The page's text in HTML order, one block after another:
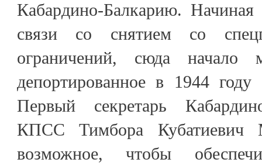
Кабардино-Балкарию.
связи со снятием со
ограничений, сюда начало
депортированное в 1944 году
Первый секретарь
КПСС Тимбора Кубатиевич
возможное, чтобы